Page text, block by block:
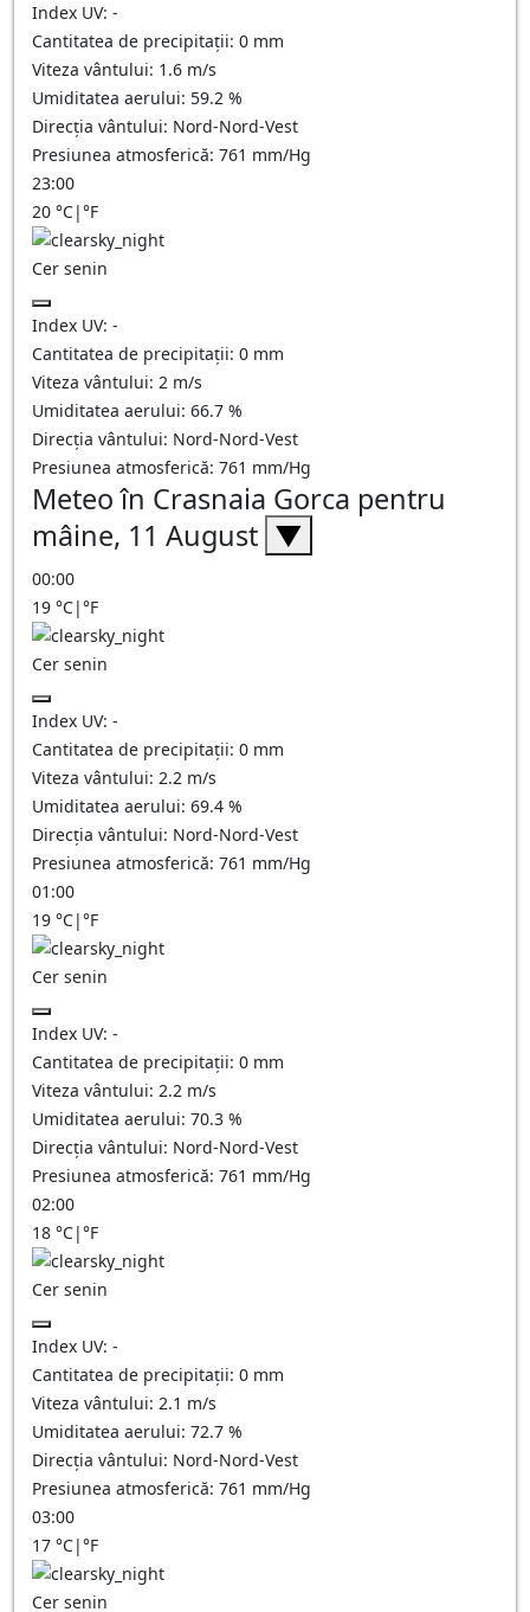
Index UV: -
Cantitatea de precipitații: 0 mm
Viteza vântului: 1.6 m/s
Umiditatea aerului: 59.2 %
Direcția vântului: Nord-Nord-Vest
Presiunea atmosferică: 761 mm/Hg
23:00
20 °C|°F
Cer senin
Index UV: -
Cantitatea de precipitații: 0 mm
Viteza vântului: 2 m/s
Umiditatea aerului: 66.7 %
Direcția vântului: Nord-Nord-Vest
Presiunea atmosferică: 761 mm/Hg
Meteo în Crasnaia Gorca pentru
mâine, 11 August ▼
00:00
19 °C|°F
Cer senin
Index UV: -
Cantitatea de precipitații: 0 mm
Viteza vântului: 2.2 m/s
Umiditatea aerului: 69.4 %
Direcția vântului: Nord-Nord-Vest
Presiunea atmosferică: 761 mm/Hg
01:00
19 °C|°F
Cer senin
Index UV: -
Cantitatea de precipitații: 0 mm
Viteza vântului: 2.2 m/s
Umiditatea aerului: 70.3 %
Direcția vântului: Nord-Nord-Vest
Presiunea atmosferică: 761 mm/Hg
02:00
18 °C|°F
Cer senin
Index UV: -
Cantitatea de precipitații: 0 mm
Viteza vântului: 2.1 m/s
Umiditatea aerului: 72.7 %
Direcția vântului: Nord-Nord-Vest
Presiunea atmosferică: 761 mm/Hg
03:00
17 °C|°F
Cer senin